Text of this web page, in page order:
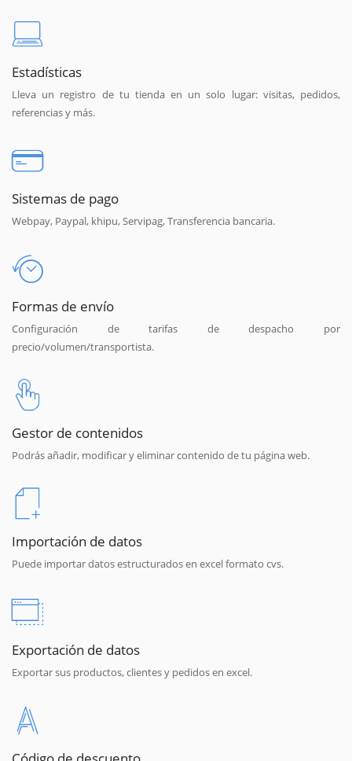
Estadísticas
Lleva un registro de tu tienda en un solo lugar: visitas, pedidos,
referencias y más.
Sistemas de pago
Webpay, Paypal, khipu, Servipag, Transferencia bancaria.
Formas de envío
Configuración de tarifas de despacho por
precio/volumen/transportista.
Gestor de contenidos
Podrás añadir, modificar y eliminar contenido de tu página web.
Importación de datos
Puede importar datos estructurados en excel formato cvs.
Exportación de datos
Exportar sus productos, clientes y pedidos en excel.